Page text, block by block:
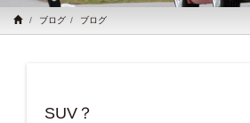
ブログ ブログ
SUV？